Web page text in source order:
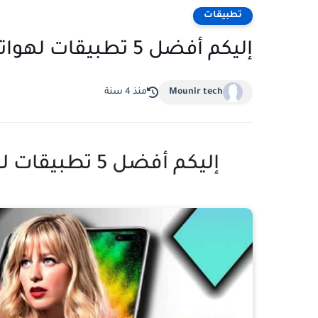
تطبيقات
إليكم أفضل 5 تطبيقات لهواتف الأندرويد لسنة 2022
Mounir tech منذ 4 سنة
إليكم أفضل 5 تطبيقات لهواتف ”أندرويد“ خلال العام 2022